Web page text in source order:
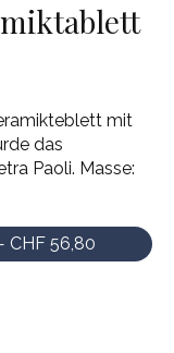
mit
das
Paoli. Masse:
— CHF 56,80